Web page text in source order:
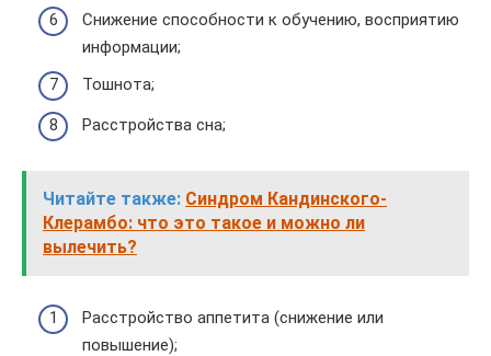
Снижение способности к обучению, восприятию
информации;
Тошнота;
Расстройства сна;
Читайте также: Синдром Кандинского-
Клерамбо: что это такое и можно ли
вылечить?
Расстройство аппетита (снижение или
повышение);